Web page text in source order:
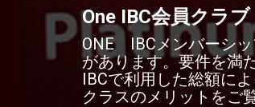
One IBC会員クラブ
ONE IBCメンバーシッ
があります。要件を満
IBCで利用した総額に
クラスのメリットをご